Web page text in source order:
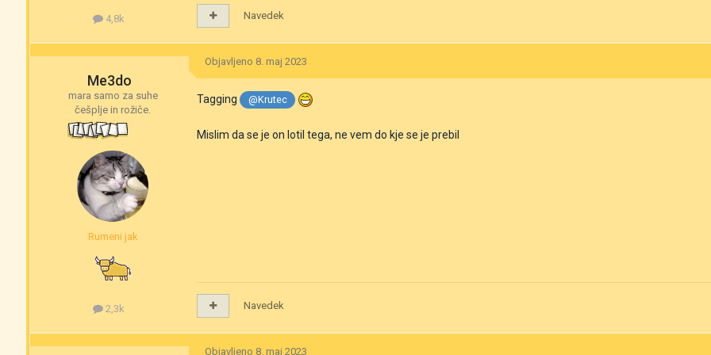
4,8k Navedek
Me3do
mara samo za suhe
češplje in rožiče.
Rumeni jak
2,3k
Objavljeno 8. maj 2023
Tagging @Krutec
Mislim da se je on lotil tega, ne vem do kje se je prebil
Navedek
Objavljeno 8. maj 2023